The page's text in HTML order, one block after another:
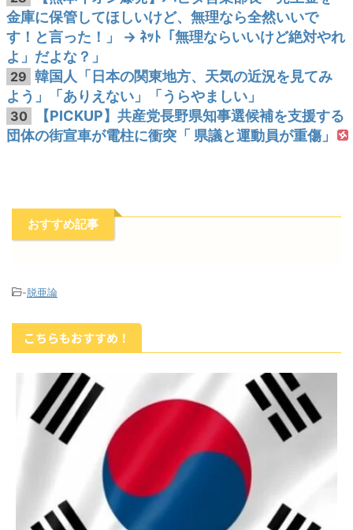
金庫に保管してほしいけど、無理なら全然いいで
す！と言った！」 → ﾈｯﾄ「無理ならいいけど絶対やれ
よ」だよな？」
29 韓国人「日本の関東地方、天気の近況を見てみ
よう」「ありえない」「うらやましい」
30
【PICKUP】共産党長野県知事選候補を支援する
団体の街宣車が電柱に衝突「 県議と運動員が重傷」
おすすめ記事
-脱亜論
こちらもおすすめ！